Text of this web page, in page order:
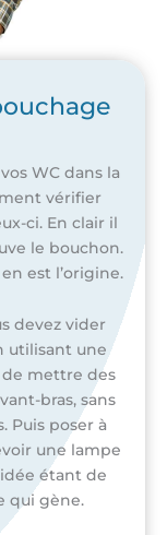
WC dans la
vérifier
ci. En clair il
le bouchon.
est l’origine.
devez vider
utilisant une
mettre des
bras, sans
Puis poser à
une lampe
étant de
qui gène.